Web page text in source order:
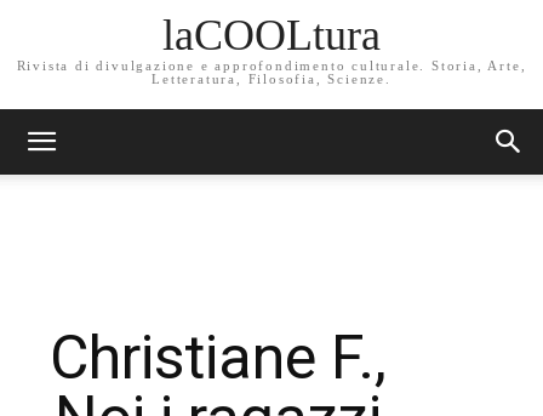
laCOOLtura
Rivista di divulgazione e approfondimento culturale. Storia, Arte,
Letteratura, Filosofia, Scienze.
Christiane F.,